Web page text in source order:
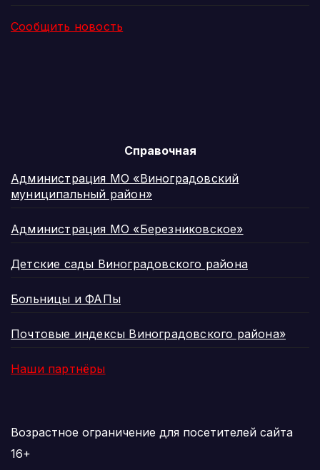
Сообщить новость
Справочная
Администрация МО «Виноградовский
муниципальный район»
Администрация МО «Березниковское»
Детские сады Виноградовского района
Больницы и ФАПы
Почтовые индексы Виноградовского района»
Наши партнёры
Возрастное ограничение для посетителей сайта
16+